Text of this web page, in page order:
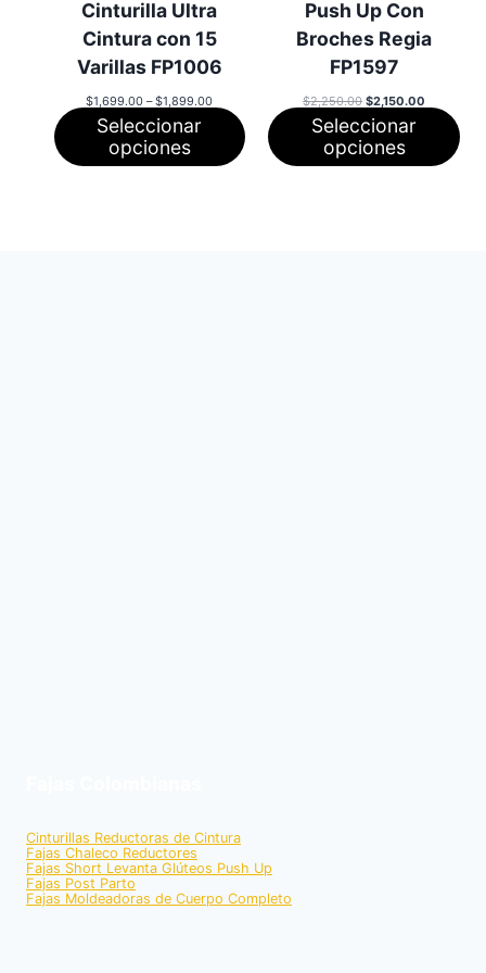
Cinturilla Ultra
Cintura con 15
Varillas FP1006
$1,699.00 – $1,899.00Rango
de
precios:
desde
$1,699.00
hasta
Seleccionar
opciones
Push Up Con
Broches Regia
FP1597
$2,250.00 El
original
$2,250.00.
$2,150.00
precio
actual
$2,150.00.
Seleccionar
opciones
Cinturillas Reductoras de Cintura
Fajas Chaleco Reductores
Fajas Short Levanta Glúteos Push Up
Fajas Post Parto
Fajas Moldeadoras de Cuerpo Completo